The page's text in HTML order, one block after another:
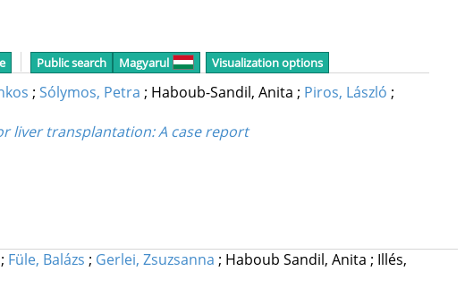
Public search Magyarul Visualization options
; Sólymos, Petra ; Haboub-Sandil, Anita ; Piros, László ;
liver transplantation: A case report
; Füle, Balázs ; Gerlei, Zsuzsanna ; Haboub Sandil, Anita ; Illés,